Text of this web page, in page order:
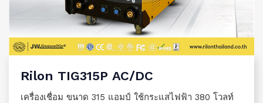
Rilon TIG315P AC/DC
เครื่องเชื่อม ขนาด 315 แอมป์ ใช้กระแสไฟฟ้า 380 โวลท์